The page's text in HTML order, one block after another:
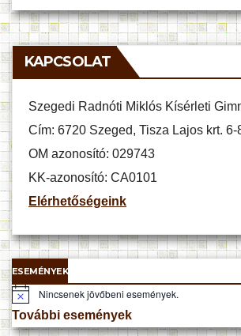
KAPCSOLAT
Szegedi Radnóti Miklós Kísérleti
Cím: 6720 Szeged, Tisza Lajos krt. 6-
OM azonosító: 029743
KK-azonosító: CA0101
Elérhetőségeink
ESEMÉNYEK
N
o
t
Nincsenek jövőbeni események.
További események